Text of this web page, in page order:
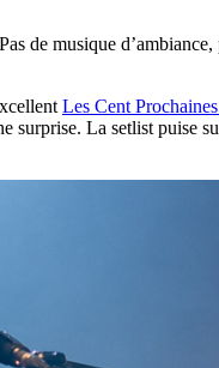
de musique
Les Cent
surprise. La setlist